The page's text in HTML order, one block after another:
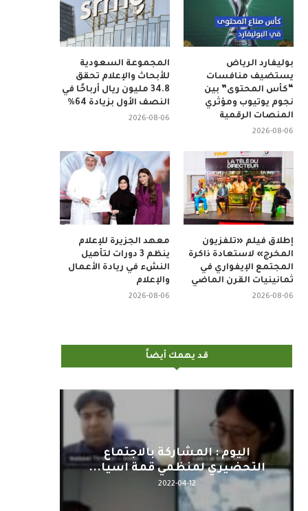
المجموعة السعودية
للأبحاث والإعلام تحقق
34.8 مليون ريال أرباحًا في
النصف الأول بزيادة 64%
2026-08-06
بوليفارد الرياض
يستضيف منافسات
“كأس المحتوى” بين
نجوم يوتيوب ومؤثري
المنصات الرقمية
2026-08-06
معهد الجزيرة للإعلام
ينظم 3 دورات لتأهيل
النشء في ريادة الأعمال
والإعلام
2026-08-06
إطلاق فيلم «تلفزيون
المخرج» لاستعادة ذاكرة
المجتمع الإيفواري في
ثمانينيات القرن الماضي
2026-08-06
قد يهمك أيضاً
اليوم : المشاركة بالاجتماع
التحضيري لمنظمي قمة اسيا...
2022-04-12